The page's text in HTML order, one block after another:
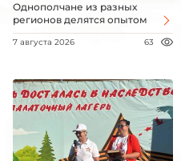
Однополчане из разных
регионов делятся опытом
7 августа 2026 63